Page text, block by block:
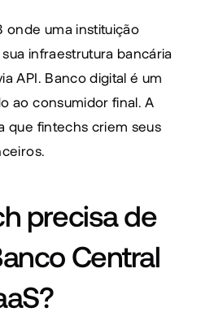
onde uma instituição
infraestrutura bancária
API. Banco digital é um
ao consumidor final. A
que fintechs criem seus
precisa de
Central